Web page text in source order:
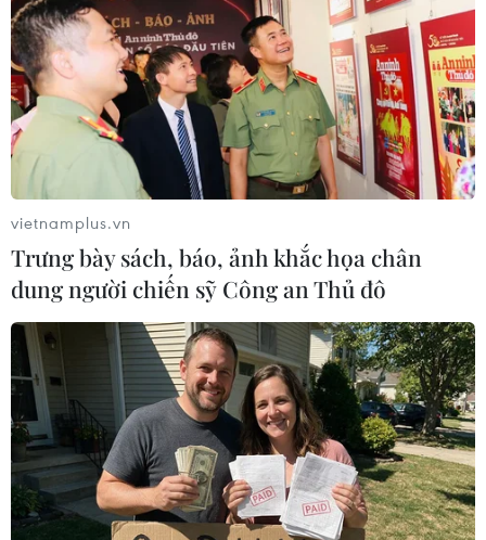
Bão số 5 chuyển hướng và suy yếu dần
thành áp thấp nhiệt đới
20/10/2023 04:51
Đến 22 giờ ngày 20/10, vị trí tâm bão ở trên khu vực
phía Đông Vịnh Bắc Bộ, di chuyển theo hướng Nam Tây
Nam với tốc độ 10 km/giờ và sẽ suy yếu dần thành áp
thấp nhiệt đới.
vietnamplus.vn
Trưng bày sách, báo, ảnh khắc họa chân
dung người chiến sỹ Công an Thủ đô